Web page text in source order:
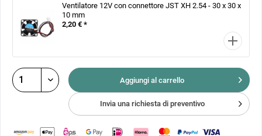
Ventilatore 12V con connettore JST XH 2.54 - 30 x 30 x
10 mm
2,20 € *
Aggiungi al carrello
Invia una richiesta di preventivo